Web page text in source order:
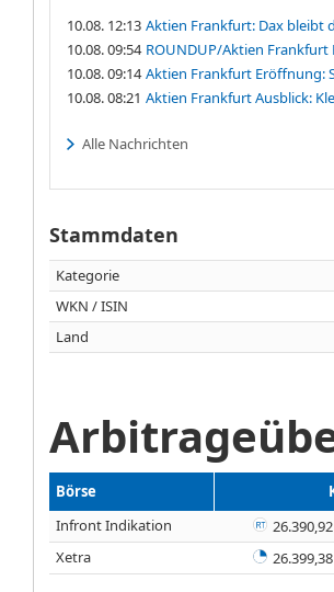
10.08. 12:13 Aktien Frankfurt: Dax bleibt
10.08. 09:54 ROUNDUP/Aktien Frankfurt
10.08. 09:14 Aktien Frankfurt Eröffnung:
10.08. 08:21 Aktien Frankfurt Ausblick:
Alle Nachrichten
Stammdaten
Kategorie
WKN / ISIN
Land
Börse
Infront Indikation
Xetra